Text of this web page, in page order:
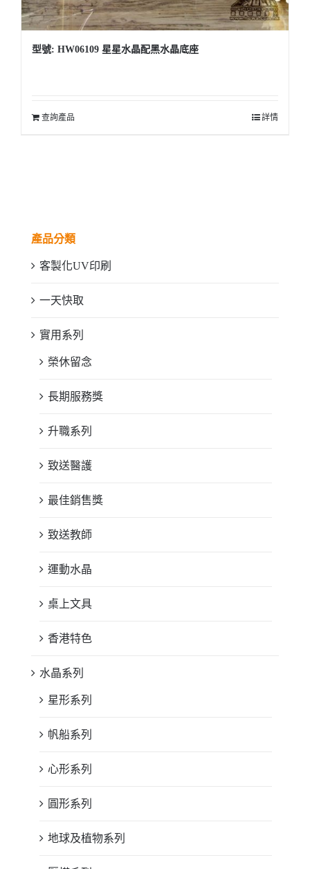
型號: HW06109 星星水晶配黑水晶底座
查詢產品 詳情
產品分類
客製化UV印刷
一天快取
實用系列
榮休留念
長期服務獎
升職系列
致送醫護
最佳銷售獎
致送教師
運動水晶
桌上文具
香港特色
水晶系列
星形系列
帆船系列
心形系列
圓形系列
地球及植物系列